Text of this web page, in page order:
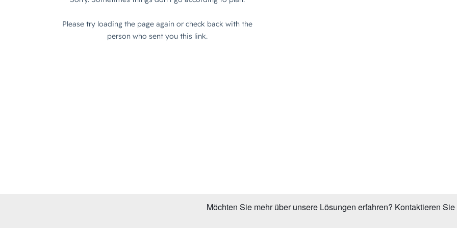
Möchten Sie mehr über unsere Lösungen erfahren? Kontaktieren